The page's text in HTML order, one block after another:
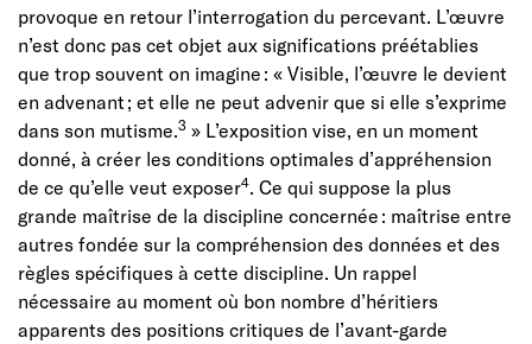
provoque en retour l’interrogation du percevant. L’œuvre
n’est donc pas cet objet aux significations préétablies
que trop souvent on imagine : « Visible, l’œuvre le devient
en advenant ; et elle ne peut advenir que si elle s’exprime
dans son mutisme.3 » L’exposition vise, en un moment
donné, à créer les conditions optimales d’appréhension
de ce qu’elle veut exposer4. Ce qui suppose la plus
grande maîtrise de la discipline concernée : maîtrise entre
autres fondée sur la compréhension des données et des
règles spécifiques à cette discipline. Un rappel
nécessaire au moment où bon nombre d’héritiers
apparents des positions critiques de l’avant-garde